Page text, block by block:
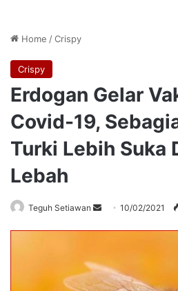
Home /Crispy
Crispy
Erdogan Gelar
Covid-19,
Turki Lebih Suka
Lebah
Teguh Setiawan
Send10/02/2021